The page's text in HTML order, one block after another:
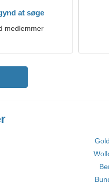
at søge
medlemmer